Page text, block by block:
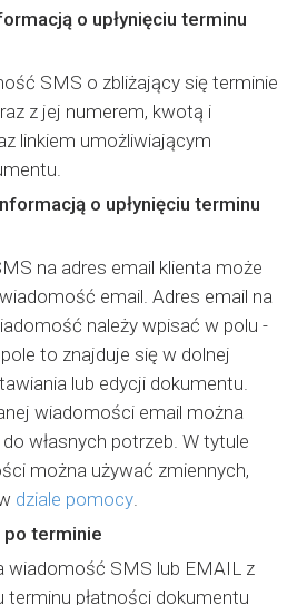
o upłynięciu terminu
SMS o zbliżający się terminie
z jej numerem, kwotą i
linkiem umożliwiającym
o upłynięciu terminu
na adres email klienta może
email. Adres email na
należy wpisać w polu -
to znajduje się w dolnej
lub edycji dokumentu.
wiadomości email można
własnych potrzeb. W tytule
można używać zmiennych,
dziale pomocy.
po terminie
wiadomość SMS lub EMAIL z
terminu płatności dokumentu